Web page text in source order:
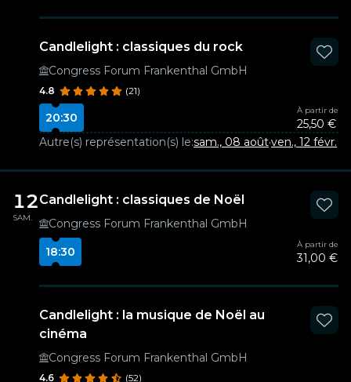
Candlelight : classiques du rock
Congress Forum Frankenthal GmbH
4.8 (21)
20:30
À partir de
25,50 €
Autre(s) représentation(s) le:sam., 08 août·ven., 12 févr.
12
SAM.
Candlelight : classiques de Noël
Congress Forum Frankenthal GmbH
18:30
À partir de
31,00 €
Candlelight : la musique de Noël au
cinéma
Congress Forum Frankenthal GmbH
4.6 (52)